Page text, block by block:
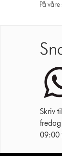
På våre
Skriv
09:00